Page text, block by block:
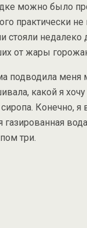
можно было
практически не
стояли недалеко
от жары
подводила меня
какой я
Конечно, я
три.